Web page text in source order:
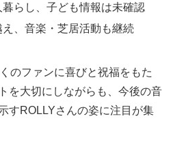
らし、子ども情報は未確認
、音楽・芝居活動も継続
のファンに喜びと祝福をもた
を大切にしながらも、今後の音
すROLLYさんの姿に注目が集